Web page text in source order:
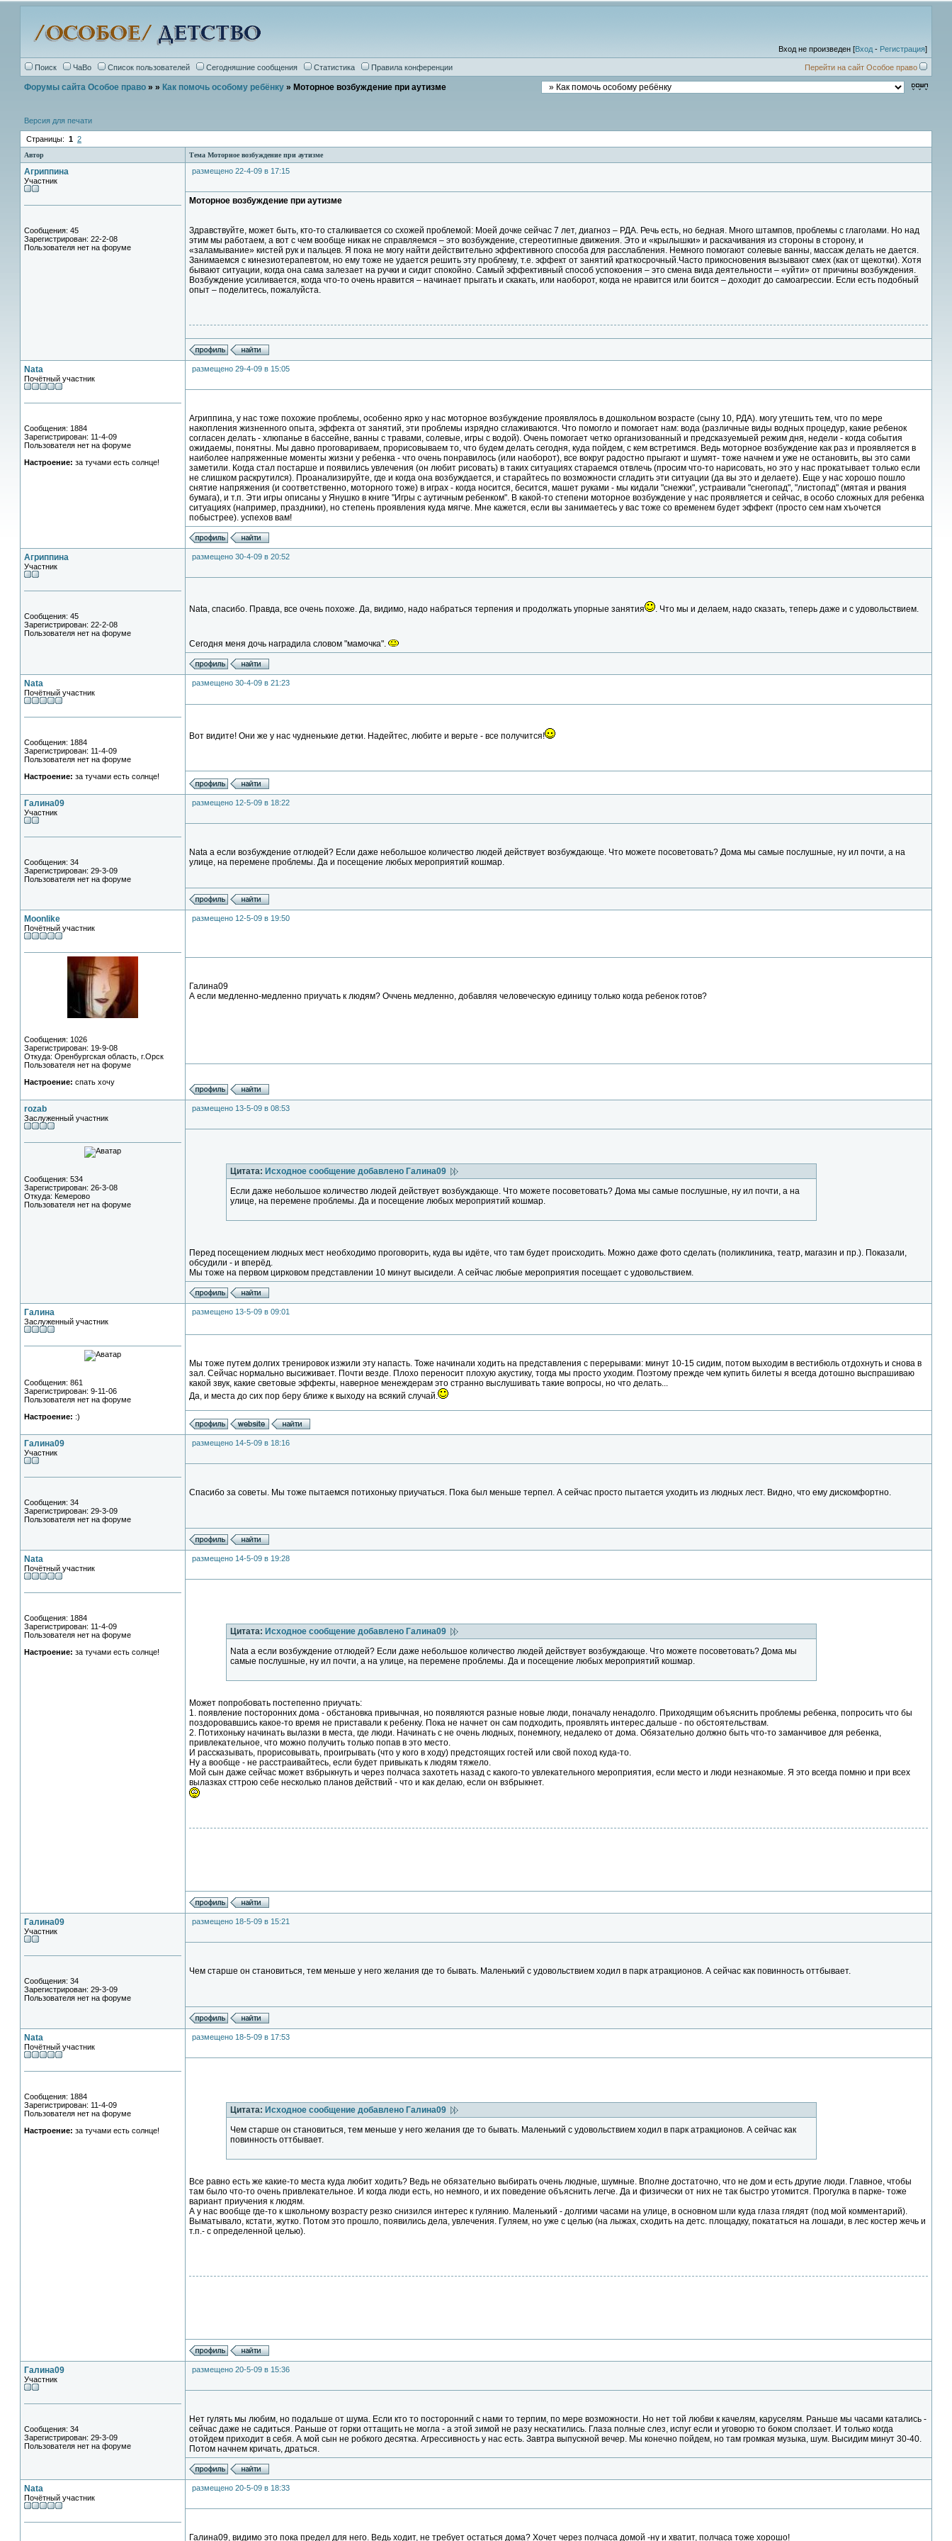
Вход не произведен [Вход - Регистрация]
Поиск ЧаВо Список пользователей Сегодняшние сообщения Статистика Правила конференции Перейти на сайт Особое право
Форумы сайта Особое право » » Как помочь особому ребёнку » Моторное возбуждение при аутизме
Версия для печати
Страницы: 1 2
Автор Тема Моторное возбуждение при аутизме
Агриппина
Участник
Сообщения: 45
Зарегистрирован: 22-2-08
Пользователя нет на форуме
размещено 22-4-09 в 17:15
Моторное возбуждение при аутизме
Здравствуйте, может быть, кто-то сталкивается со схожей проблемой: Моей дочке сейчас 7 лет, диагноз – РДА. Речь есть, но бедная. Много штампов, проблемы с глаголами. Но над
этим мы работаем, а вот с чем вообще никак не справляемся – это возбуждение, стереотипные движения. Это и «крылышки» и раскачивания из стороны в сторону, и
«заламывание» кистей рук и пальцев. Я пока не могу найти действительно эффективного способа для расслабления. Немного помогают солевые ванны, массаж делать не дается.
Занимаемся с кинезиотерапевтом, но ему тоже не удается решить эту проблему, т.е. эффект от занятий краткосрочный.Часто прикосновения вызывают смех (как от щекотки). Хотя
бывают ситуации, когда она сама залезает на ручки и сидит спокойно. Самый эффективный способ успокоения – это смена вида деятельности – «уйти» от причины возбуждения.
Возбуждение усиливается, когда что-то очень нравится – начинает прыгать и скакать, или наоборот, когда не нравится или боится – доходит до самоагрессии. Если есть подобный
опыт – поделитесь, пожалуйста.
Nata
Почётный участник
Сообщения: 1884
Зарегистрирован: 11-4-09
Пользователя нет на форуме
Настроение: за тучами есть солнце!
размещено 29-4-09 в 15:05
Агриппина, у нас тоже похожие проблемы, особенно ярко у нас моторное возбуждение проявлялось в дошкольном возрасте (сыну 10, РДА). могу утешить тем, что по мере
накопления жизненного опыта, эффекта от занятий, эти проблемы изрядно сглаживаются. Что помогло и помогает нам: вода (различные виды водных процедур, какие ребенок
согласен делать - хлюпанье в бассейне, ванны с травами, солевые, игры с водой). Очень помогает четко организованный и предсказуемыей режим дня, недели - когда события
ожидаемы, понятны. Мы давно проговариваем, прорисовываем то, что будем делать сегодня, куда пойдем, с кем встретимся. Ведь моторное возбуждение как раз и проявляется в
наиболее напряженные моменты жизни у ребенка - что очень понравилось (или наоборот), все вокруг радостно прыгают и шумят- тоже начнем и уже не остановить, вы это сами
заметили. Когда стал постарше и появились увлечения (он любит рисовать) в таких ситуациях стараемся отвлечь (просим что-то нарисовать, но это у нас прокатывает только если
не слишком раскрутился). Проанализируйте, где и когда она возбуждается, и старайтесь по возможности сгладить эти ситуации (да вы это и делаете). Еще у нас хорошо пошло
снятие напряжения (и соответственно, моторного тоже) в играх - когда носится, бесится, машет руками - мы кидали "снежки", устраивали "снегопад", "листопад" (мятая и рвания
бумага), и т.п. Эти игры описаны у Янушко в книге "Игры с аутичным ребенком". В какой-то степени моторное возбуждение у нас проявляется и сейчас, в особо сложных для ребенка
ситуациях (например, праздники), но степень проявления куда мягче. Мне кажется, если вы занимаетесь у вас тоже со временем будет эффект (просто сем нам хъочется
побыстрее). успехов вам!
Агриппина
Участник
Сообщения: 45
Зарегистрирован: 22-2-08
Пользователя нет на форуме
размещено 30-4-09 в 20:52
Nata, спасибо. Правда, все очень похоже. Да, видимо, надо набраться терпения и продолжать упорные занятия . Что мы и делаем, надо сказать, теперь даже и с удовольствием.
Сегодня меня дочь наградила словом "мамочка".
Nata
Почётный участник
Сообщения: 1884
Зарегистрирован: 11-4-09
Пользователя нет на форуме
Настроение: за тучами есть солнце!
размещено 30-4-09 в 21:23
Вот видите! Они же у нас чудненькие детки. Надейтес, любите и верьте - все получится!
Галина09
Участник
Сообщения: 34
Зарегистрирован: 29-3-09
Пользователя нет на форуме
размещено 12-5-09 в 18:22
Nata а если возбуждение отлюдей? Если даже небольшое количество людей действует возбуждающе. Что можете посоветовать? Дома мы самые послушные, ну ил почти, а на
улице, на перемене проблемы. Да и посещение любых мероприятий кошмар.
Moonlike
Почётный участник
Сообщения: 1026
Зарегистрирован: 19-9-08
Откуда: Оренбургская область, г.Орск
Пользователя нет на форуме
Настроение: спать хочу
размещено 12-5-09 в 19:50
Галина09
А если медленно-медленно приучать к людям? Оччень медленно, добавляя человеческую единицу только когда ребенок готов?
rozab
Заслуженный участник
Сообщения: 534
Зарегистрирован: 26-3-08
Откуда: Кемерово
Пользователя нет на форуме
размещено 13-5-09 в 08:53
Цитата: Исходное сообщение добавлено Галина09
Если даже небольшое количество людей действует возбуждающе. Что можете посоветовать? Дома мы самые послушные, ну ил почти, а на
улице, на перемене проблемы. Да и посещение любых мероприятий кошмар.
Перед посещением людных мест необходимо проговорить, куда вы идёте, что там будет происходить. Можно даже фото сделать (поликлиника, театр, магазин и пр.). Показали,
обсудили - и вперёд.
Мы тоже на первом цирковом представлении 10 минут высидели. А сейчас любые мероприятия посещает с удовольствием.
Галина
Заслуженный участник
Сообщения: 861
Зарегистрирован: 9-11-06
Пользователя нет на форуме
Настроение: :)
размещено 13-5-09 в 09:01
Мы тоже путем долгих тренировок изжили эту напасть. Тоже начинали ходить на представления с перерывами: минут 10-15 сидим, потом выходим в вестибюль отдохнуть и снова в
зал. Сейчас нормально высиживает. Почти везде. Плохо переносит плохую акустику, тогда мы просто уходим. Поэтому прежде чем купить билеты я всегда дотошно выспрашиваю
какой звук, какие световые эффекты, наверное менеждерам это странно выслушивать такие вопросы, но что делать...
Да, и места до сих пор беру ближе к выходу на всякий случай.
Галина09
Участник
Сообщения: 34
Зарегистрирован: 29-3-09
Пользователя нет на форуме
размещено 14-5-09 в 18:16
Спасибо за советы. Мы тоже пытаемся потихоньку приучаться. Пока был меньше терпел. А сейчас просто пытается уходить из людных лест. Видно, что ему дискомфортно.
Nata
Почётный участник
Сообщения: 1884
Зарегистрирован: 11-4-09
Пользователя нет на форуме
Настроение: за тучами есть солнце!
размещено 14-5-09 в 19:28
Цитата: Исходное сообщение добавлено Галина09
Nata а если возбуждение отлюдей? Если даже небольшое количество людей действует возбуждающе. Что можете посоветовать? Дома мы
самые послушные, ну ил почти, а на улице, на перемене проблемы. Да и посещение любых мероприятий кошмар.
Может попробовать постепенно приучать:
1. появление посторонних дома - обстановка привычная, но появляются разные новые люди, поначалу ненадолго. Приходящим объяснить проблемы ребенка, попросить что бы
поздоровавшись какое-то время не приставали к ребенку. Пока не начнет он сам подходить, проявлять интерес.дальше - по обстоятельствам.
2. Потихоньку начинать вылазки в места, где люди. Начинать с не очень людных, понемногу, недалеко от дома. Обязательно должно быть что-то заманчивое для ребенка,
привлекательное, что можно получить только попав в это место.
И рассказывать, прорисовывать, проигрывать (что у кого в ходу) предстоящих гостей или свой поход куда-то.
Ну а вообще - не расстраивайтесь, если будет привыкать к людям тяжело.
Мой сын даже сейчас может взбрыкнуть и через полчаса захотеть назад с какого-то увлекательного мероприятия, если место и люди незнакомые. Я это всегда помню и при всех
вылазках сттрою себе несколько планов действий - что и как делаю, если он взбрыкнет.
Галина09
Участник
Сообщения: 34
Зарегистрирован: 29-3-09
Пользователя нет на форуме
размещено 18-5-09 в 15:21
Чем старше он становиться, тем меньше у него желания где то бывать. Маленький с удовольствием ходил в парк атракционов. А сейчас как повинность оттбывает.
Nata
Почётный участник
Сообщения: 1884
Зарегистрирован: 11-4-09
Пользователя нет на форуме
Настроение: за тучами есть солнце!
размещено 18-5-09 в 17:53
Цитата: Исходное сообщение добавлено Галина09
Чем старше он становиться, тем меньше у него желания где то бывать. Маленький с удовольствием ходил в парк атракционов. А сейчас как
повинность оттбывает.
Все равно есть же какие-то места куда любит ходить? Ведь не обязательно выбирать очень людные, шумные. Вполне достаточно, что не дом и есть другие люди. Главное, чтобы
там было что-то очень привлекательное. И когда люди есть, но немного, и их поведение объяснить легче. Да и физически от них не так быстро утомится. Прогулка в парке- тоже
вариант приучения к людям.
А у нас вообще где-то к школьному возрасту резко снизился интерес к гулянию. Маленький - долгими часами на улице, в основном шли куда глаза глядят (под мой комментарий).
Выматывало, кстати, жутко. Потом это прошло, появились дела, увлечения. Гуляем, но уже с целью (на лыжах, сходить на детс. площадку, покататься на лошади, в лес костер жечь и
т.п.- с определенной целью).
Галина09
Участник
Сообщения: 34
Зарегистрирован: 29-3-09
Пользователя нет на форуме
размещено 20-5-09 в 15:36
Нет гулять мы любим, но подальше от шума. Если кто то посторонний с нами то терпим, по мере возможности. Но нет той любви к качелям, каруселям. Раньше мы часами катались -
сейчас даже не садиться. Раньше от горки оттащить не могла - а этой зимой не разу нескатились. Глаза полные слез, испуг если и уговорю то боком сползает. И только когда
отойдем приходит в себя. А мой сын не робкого десятка. Агрессивность у нас есть. Завтра выпускной вечер. Мы конечно пойдем, но там громкая музыка, шум. Высидим минут 30-40.
Потом начнем кричать, драться.
Nata
Почётный участник
размещено 20-5-09 в 18:33
Галина09, видимо это пока предел для него. Ведь ходит, не требует остаться дома? Хочет через полчаса домой -ну и хватит, полчаса тоже хорошо!